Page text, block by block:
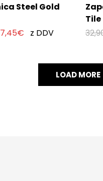
Steel Gold
€ z DDV
Tile
LOAD MORE